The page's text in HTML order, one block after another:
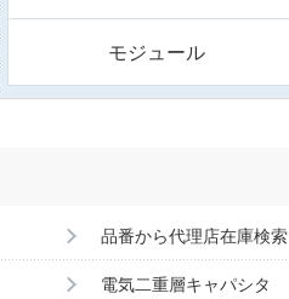
モジュール
品番から代理店在庫検索
電気二重層キャパシタ